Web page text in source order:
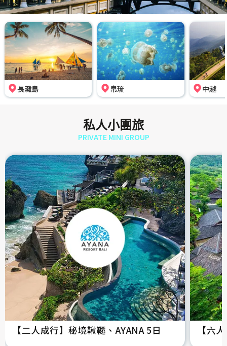
長灘島 帛琉 中越
私人小團旅
PRIVATE MINI GROUP
【二人成行】秘境鞦韆、AYANA 5日 【六